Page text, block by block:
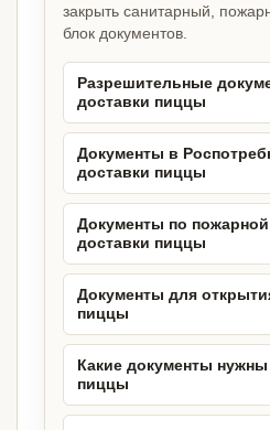
закрыть санитарный,
блок документов.
Разрешительные
доставки пиццы
Документы в
доставки пиццы
Документы по пожарной
доставки пиццы
Документы для
пиццы
Какие документы
пиццы